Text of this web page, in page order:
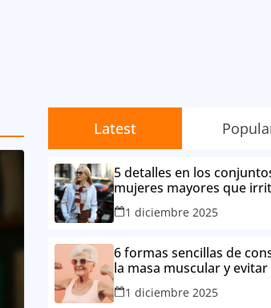
Latest
5 detalles en los
mujeres mayores que
sus contemporáneas.
1 diciembre 2025
6 formas sencillas de
la masa muscular y evitar
degradación corporal por
edad
1 diciembre 2025